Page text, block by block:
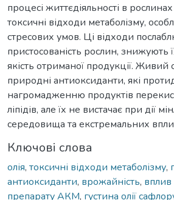
процесі життєдіяльності в
токсичні відходи метаболізму,
стресових умов. Ці відходи
пристосованість рослин, знижують
якість отриманої продукції. Живий
природні антиоксиданти, які
нагромадженню продуктів
ліпідів, але їх не вистачає при дії
середовища та екстремальних
Ключові слова
олія, токсичні відходи метаболізму,
антиоксиданти, врожайність, вплив
препарату АКМ, густина олії